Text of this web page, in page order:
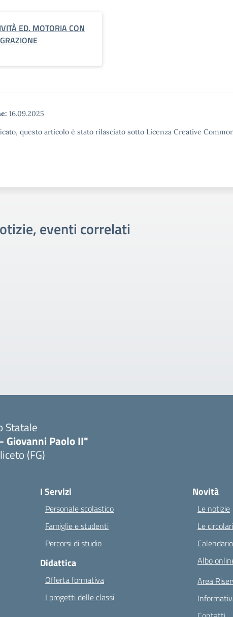
ED. MOTORIA CON
16.09.2025
questo articolo è stato rilasciato sotto Licenza Creative
eventi correlati
Statale
Giovanni Paolo II"
(FG)
I Servizi
Personale scolastico
Famiglie e studenti
Percorsi di studio
Didattica
Offerta formativa
I progetti delle classi
Novità
Le notizie
Le circolari
Albo
Area